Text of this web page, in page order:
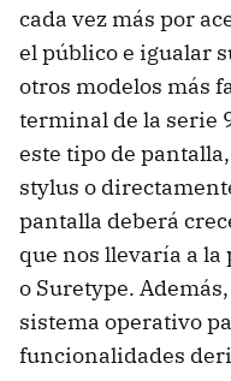
cada vez más por
el público e igualar
otros modelos más
terminal de la serie
este tipo de
stylus o
pantalla deberá
que nos llevaría a
o Suretype.
sistema operativo
funcionalidades